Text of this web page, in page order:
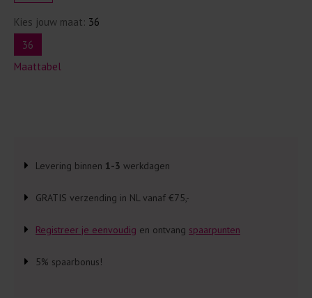
Kies jouw maat: 36
36
Maattabel
Levering binnen 1-3 werkdagen
GRATIS verzending in NL vanaf €75,-
Registreer je eenvoudig en ontvang spaarpunten
5% spaarbonus!